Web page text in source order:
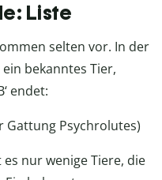
Liste
selten vor. In der
bekanntes Tier,
endet:
Gattung Psychrolutes)
nur wenige Tiere, die